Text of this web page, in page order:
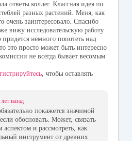
ответы коллег. Классная идея по
разных растений. Меня, как
очень заинтересовало. Спасибо
вижу исследовательскую работу
придется немного попотеть над
это просто может быть интересно
не всегда бывает весомым
, чтобы оставлять
лет назад
покажется значимой
обосновать. Может, связать
аспектом и рассмотреть, как
инструмент от древних